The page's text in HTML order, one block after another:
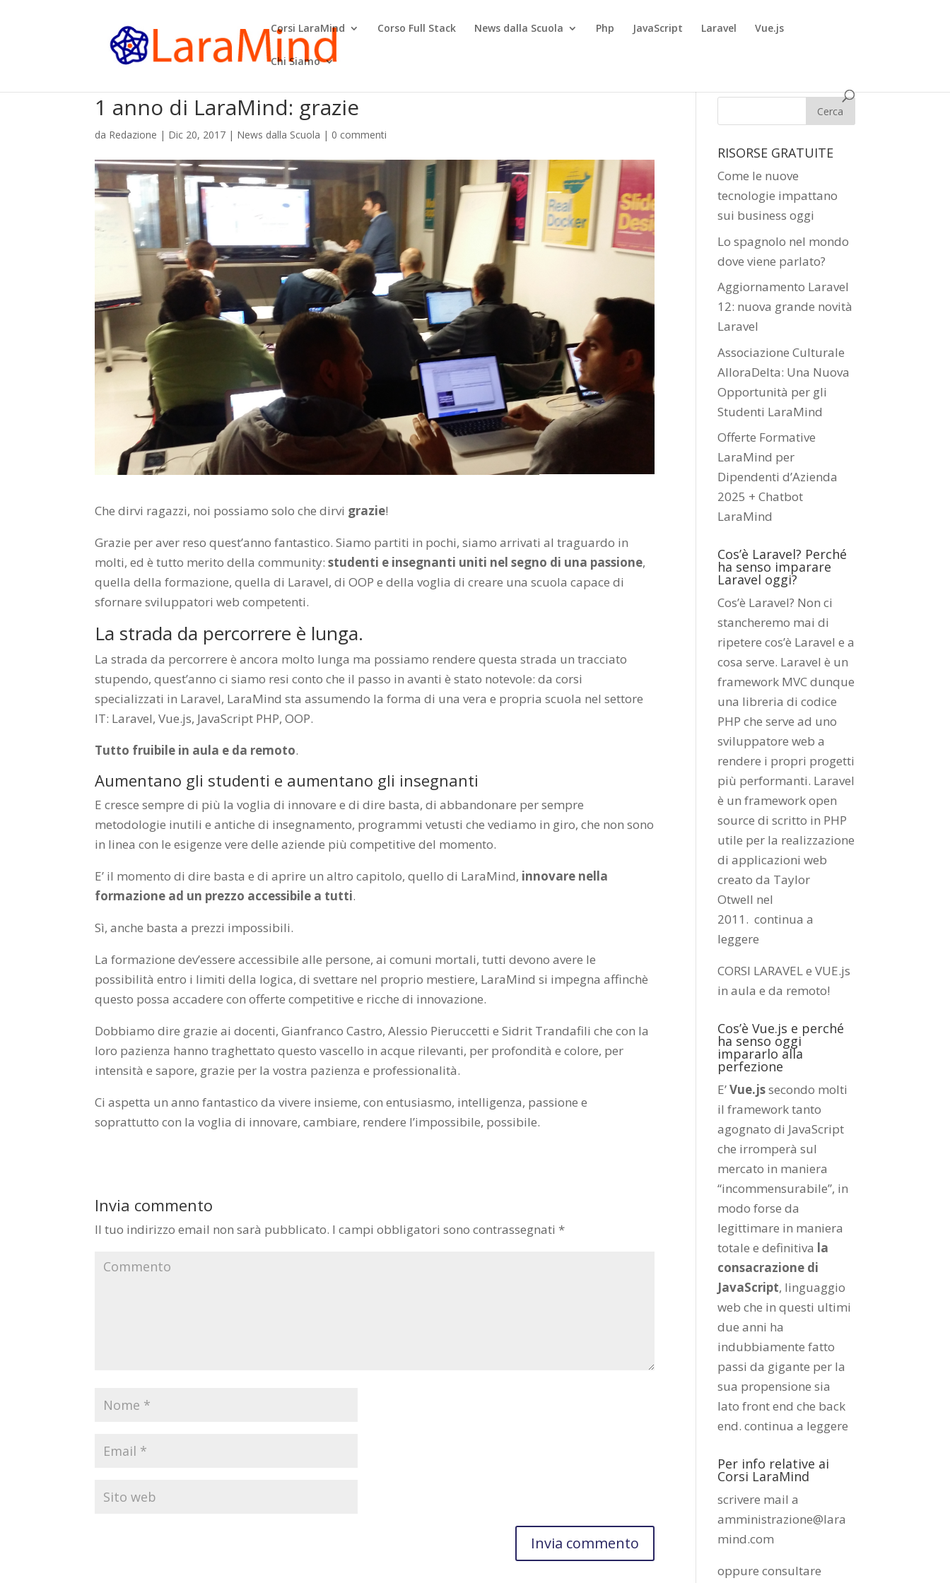
Corsi LaraMind Corso Full Stack News dalla Scuola Php JavaScript Laravel Vue.js
Chi Siamo
1 anno di LaraMind: grazie
da Redazione | Dic 20, 2017 | News dalla Scuola | 0 commenti
Che dirvi ragazzi, noi possiamo solo che dirvi grazie!
Grazie per aver reso quest’anno fantastico. Siamo partiti in pochi, siamo arrivati al traguardo in
molti, ed è tutto merito della community:studenti e insegnanti uniti nel segno di una passione,
quella della formazione, quella di Laravel, di OOP e della voglia di creare una scuola capace di
sfornare sviluppatori web competenti.
La strada da percorrere è lunga.
La strada da percorrere è ancora molto lunga ma possiamo rendere questa strada un tracciato
stupendo, quest’anno ci siamo resi conto che il passo in avanti è stato notevole: da corsi
specializzati in Laravel, LaraMind sta assumendo la forma di una vera e propria scuola nel settore
IT: Laravel, Vue.js, JavaScript PHP, OOP.
Tutto fruibile in aula e da remoto.
Aumentano gli studenti e aumentano gli insegnanti
E cresce sempre di più la voglia di innovare e di dire basta, di abbandonare per sempre
metodologie inutili e antiche di insegnamento, programmi vetusti che vediamo in giro, che non sono
in linea con le esigenze vere delle aziende più competitive del momento.
E’ il momento di dire basta e di aprire un altro capitolo, quello di LaraMind, innovare nella
formazione ad un prezzo accessibile a tutti.
Sì, anche basta a prezzi impossibili.
La formazione dev’essere accessibile alle persone, ai comuni mortali, tutti devono avere le
possibilità entro i limiti della logica, di svettare nel proprio mestiere, LaraMind si impegna affinchè
questo possa accadere con offerte competitive e ricche di innovazione.
Dobbiamo dire grazie ai docenti, Gianfranco Castro, Alessio Pieruccetti e Sidrit Trandafili che con la
loro pazienza hanno traghettato questo vascello in acque rilevanti, per profondità e colore, per
intensità e sapore, grazie per la vostra pazienza e professionalità.
Ci aspetta un anno fantastico da vivere insieme, con entusiasmo, intelligenza, passione e
soprattutto con la voglia di innovare, cambiare, rendere l’impossibile, possibile.
Invia commento
Il tuo indirizzo email non sarà pubblicato. I campi obbligatori sono contrassegnati *
RISORSE GRATUITE
Come le nuove
tecnologie impattano
sui business oggi
Lo spagnolo nel mondo
dove viene parlato?
Aggiornamento Laravel
12: nuova grande novità
Laravel
Associazione Culturale
AlloraDelta: Una Nuova
Opportunità per gli
Studenti LaraMind
Offerte Formative
LaraMind per
Dipendenti d’Azienda
2025 + Chatbot
LaraMind
Cos’è Laravel? Perché
ha senso imparare
Laravel oggi?
Cos’è Laravel? Non ci
stancheremo mai di
ripetere cos’è Laravel e a
cosa serve. Laravel è un
framework MVC dunque
una libreria di codice
PHP che serve ad uno
sviluppatore web a
rendere i propri progetti
più performanti. Laravel
è un framework open
source di scritto in PHP
utile per la realizzazione
di applicazioni web
creato da Taylor
Otwell nel
2011.continua a
leggere
CORSI LARAVEL e VUE.js
in aula e da remoto!
Cos’è Vue.js e perché
ha senso oggi
impararlo alla
perfezione
E’Vue.jssecondo molti
il framework tanto
agognato di JavaScript
che irromperà sul
mercato in maniera
“incommensurabile”, in
modo forse da
legittimare in maniera
totale e definitiva la
consacrazione di
JavaScript, linguaggio
web che in questi ultimi
due anni ha
indubbiamente fatto
passi da gigante per la
sua propensione sia
lato front end che back
end.continua a leggere
Per info relative ai
Corsi LaraMind
scrivere mail a
amministrazione@lara
mind.com
oppure consultare